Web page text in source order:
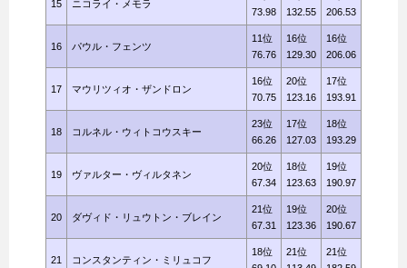
15 ニコライ・メモラ
73.98
132.55
206.53
16 パウル・フェンツ
11位
76.76
16位
129.30
16位
206.06
17 マウリツィオ・ザンドロン
16位
70.75
20位
123.16
17位
193.91
18 コルネル・ウィトコウスキー
23位
66.26
17位
127.03
18位
193.29
19 ヴァルター・ヴィルタネン
20位
67.34
18位
123.63
19位
190.97
20 ダヴィド・リュウトン・ブレイン
21位
67.31
19位
123.36
20位
190.67
21 コンスタンティン・ミリュコフ
18位
21位
21位